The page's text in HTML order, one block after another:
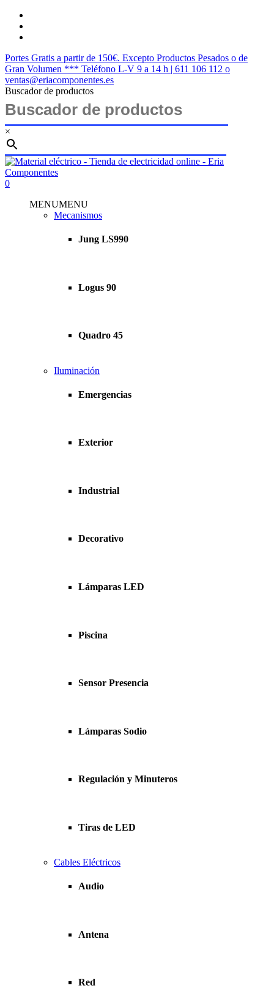
Saltar
contenido
Portes Gratis a partir de 150€. Excepto Productos Pesados o de
Gran Volumen *** Teléfono L-V 9 a 14 h | 611 106 112 o
ventas@eriacomponentes.es
Buscador de productos
×
Cerrar
búsqueda
buscar
account
0
MENUMENU
Mecanismos
Jung LS990
Logus 90
Quadro 45
Iluminación
Emergencias
Exterior
Industrial
Decorativo
Lámparas LED
Piscina
Sensor Presencia
Lámparas Sodio
Regulación y Minuteros
Tiras de LED
Cables Eléctricos
Audio
Antena
Red